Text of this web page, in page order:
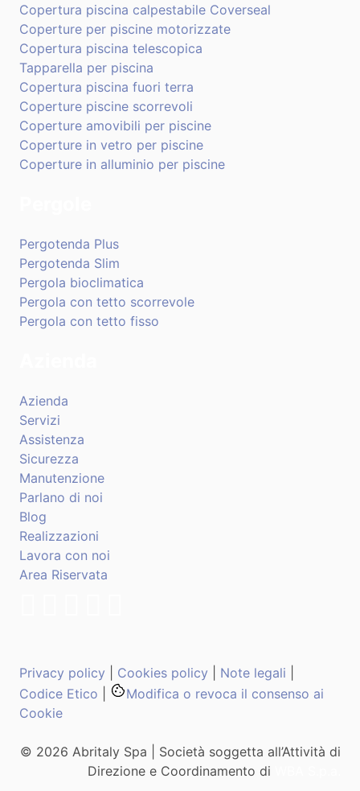
Copertura piscina calpestabile Coverseal
Coperture per piscine motorizzate
Copertura piscina telescopica
Tapparella per piscina
Copertura piscina fuori terra
Coperture piscine scorrevoli
Coperture amovibili per piscine
Coperture in vetro per piscine
Coperture in alluminio per piscine
Pergotenda Plus
Pergotenda Slim
Pergola bioclimatica
Pergola con tetto scorrevole
Pergola con tetto fisso
Azienda
Servizi
Assistenza
Sicurezza
Manutenzione
Parlano di noi
Blog
Realizzazioni
Lavora con noi
Area Riservata
Privacy policy Cookies policy Note legali
Codice Etico
Modifica o revoca il consenso ai
Cookie
© 2026 Abritaly Spa | Società soggetta all’Attività di
Direzione e Coordinamento di